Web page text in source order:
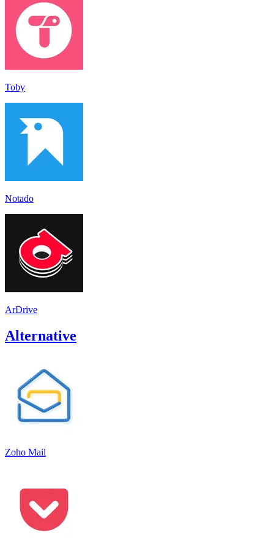
Toby
Notado
ArDrive
Alternative
Zoho Mail